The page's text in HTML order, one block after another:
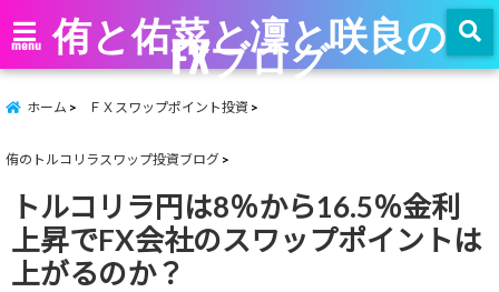
menu 侑と佑菜と凜と咲良の
FXブログ
ホーム ＦＸスワップポイント投資
侑のトルコリラスワップ投資ブログ
トルコリラ円は8％から16.5％金利
上昇でFX会社のスワップポイントは
上がるのか？